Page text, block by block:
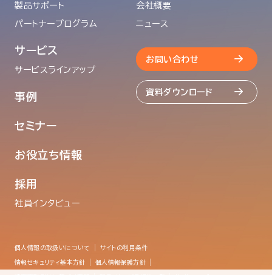
製品サポート
パートナープログラム
サービス
サービスラインアップ
事例
セミナー
お役立ち情報
採用
社員インタビュー
会社概要
ニュース
お問い合わせ
資料ダウンロード
個人情報の取扱いについて サイトの利用条件
情報セキュリティ基本方針 個人情報保護方針